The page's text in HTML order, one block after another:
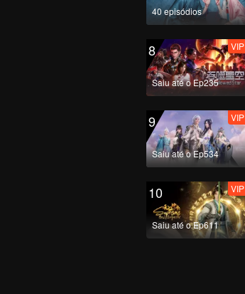
40 episódios
8
Saiu até o Ep235
VIP
9
Saiu até o Ep534
VIP
10
Saiu até o Ep611
VIP